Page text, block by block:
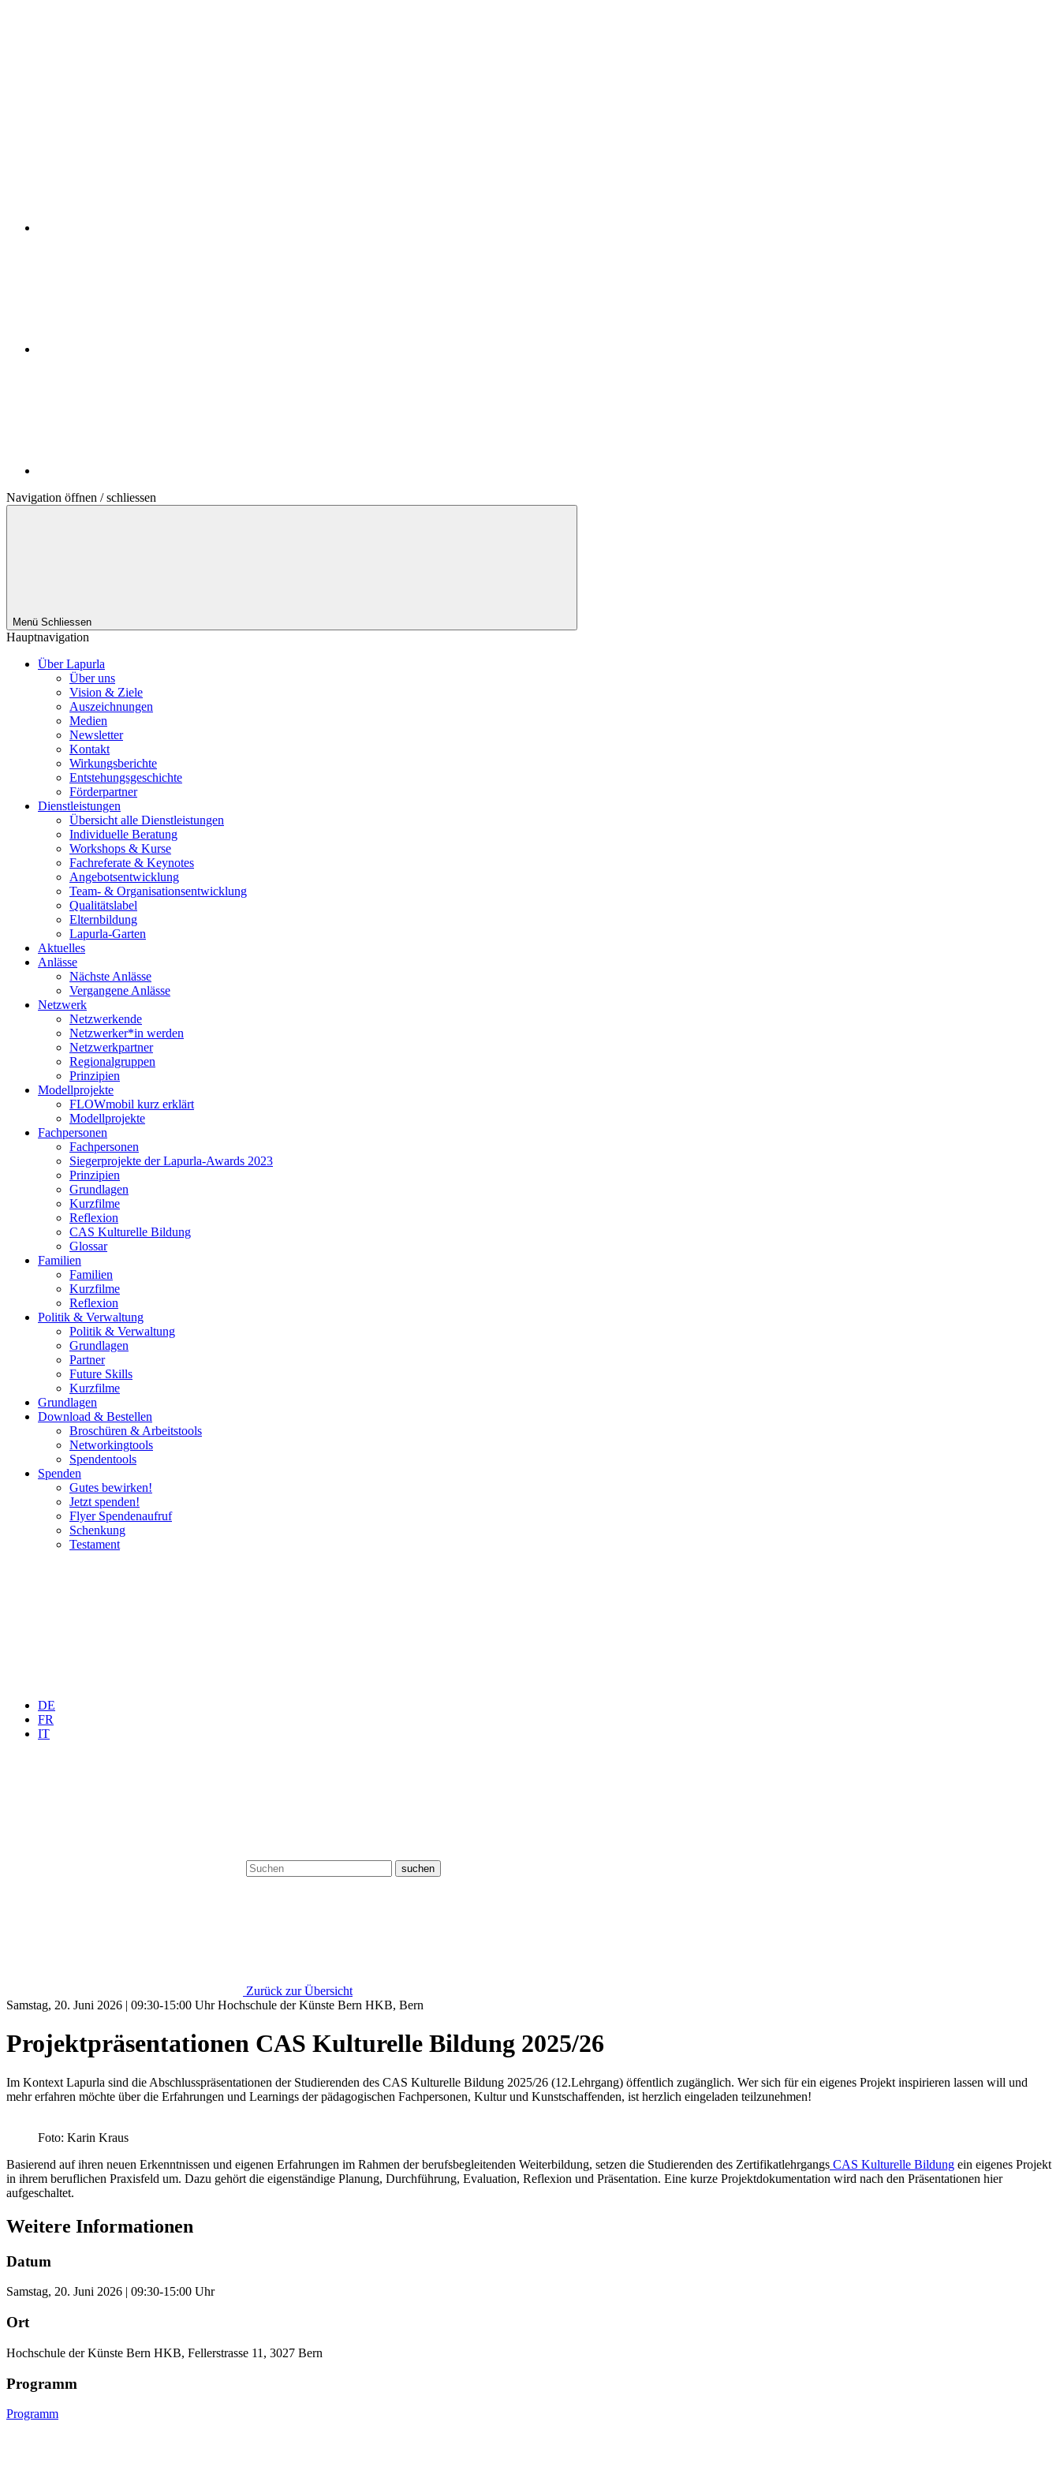
Navigation öffnen / schliessen
Menü Schliessen
Hauptnavigation
Über Lapurla
Über uns
Vision & Ziele
Auszeichnungen
Medien
Newsletter
Kontakt
Wirkungsberichte
Entstehungsgeschichte
Förderpartner
Dienstleistungen
Übersicht alle Dienstleistungen
Individuelle Beratung
Workshops & Kurse
Fachreferate & Keynotes
Angebotsentwicklung
Team- & Organisationsentwicklung
Qualitätslabel
Elternbildung
Lapurla-Garten
Aktuelles
Anlässe
Nächste Anlässe
Vergangene Anlässe
Netzwerk
Netzwerkende
Netzwerker*in werden
Netzwerkpartner
Regionalgruppen
Prinzipien
Modellprojekte
FLOWmobil kurz erklärt
Modellprojekte
Fachpersonen
Fachpersonen
Siegerprojekte der Lapurla-Awards 2023
Prinzipien
Grundlagen
Kurzfilme
Reflexion
CAS Kulturelle Bildung
Glossar
Familien
Familien
Kurzfilme
Reflexion
Politik & Verwaltung
Politik & Verwaltung
Grundlagen
Partner
Future Skills
Kurzfilme
Grundlagen
Download & Bestellen
Broschüren & Arbeitstools
Networkingtools
Spendentools
Spenden
Gutes bewirken!
Jetzt spenden!
Flyer Spendenaufruf
Schenkung
Testament
DE
FR
IT
suchen
Zurück zur Übersicht
Samstag, 20. Juni 2026 | 09:30-15:00 Uhr Hochschule der Künste Bern HKB, Bern
Projektpräsentationen CAS Kulturelle Bildung 2025/26
Im Kontext Lapurla sind die Abschlusspräsentationen der Studierenden des CAS Kulturelle Bildung 2025/26 (12.Lehrgang) öffentlich zugänglich. Wer sich für ein eigenes Projekt inspirieren lassen will und
mehr erfahren möchte über die Erfahrungen und Learnings der pädagogischen Fachpersonen, Kultur und Kunstschaffenden, ist herzlich eingeladen teilzunehmen!
Foto: Karin Kraus
Basierend auf ihren neuen Erkenntnissen und eigenen Erfahrungen im Rahmen der berufsbegleitenden Weiterbildung, setzen die Studierenden des Zertifikatlehrgangs CAS Kulturelle Bildung ein eigenes Projekt
in ihrem beruflichen Praxisfeld um. Dazu gehört die eigenständige Planung, Durchführung, Evaluation, Reflexion und Präsentation. Eine kurze Projektdokumentation wird nach den Präsentationen hier
aufgeschaltet.
Weitere Informationen
Datum
Samstag, 20. Juni 2026 | 09:30-15:00 Uhr
Ort
Hochschule der Künste Bern HKB, Fellerstrasse 11, 3027 Bern
Programm
Programm